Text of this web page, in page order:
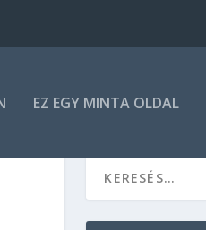
EZ EGY MINTA OLDAL